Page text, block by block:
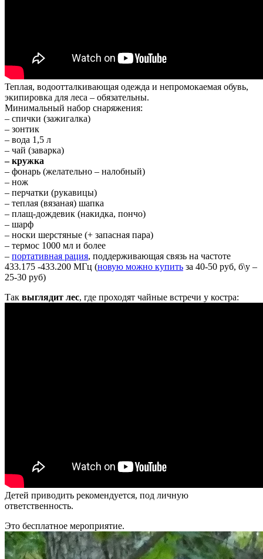
Теплая, водоотталкивающая одежда и непромокаемая обувь,
экипировка для леса – обязательны.
Минимальный набор снаряжения:
– спички (зажигалка)
– зонтик
– вода 1,5 л
– чай (заварка)
– кружка
– фонарь (желательно – налобный)
– нож
– перчатки (рукавицы)
– теплая (вязаная) шапка
– плащ-дождевик (накидка, пончо)
– шарф
– носки шерстяные (+ запасная пара)
– термос 1000 мл и более
– портативная рация, поддерживающая связь на частоте
433.175 -433.200 МГц (новую можно купить за 40-50 руб, б\у –
25-30 руб)
Так выглядит лес, где проходят чайные встречи у костра:
Детей приводить рекомендуется, под личную
ответственность.
Это бесплатное мероприятие.